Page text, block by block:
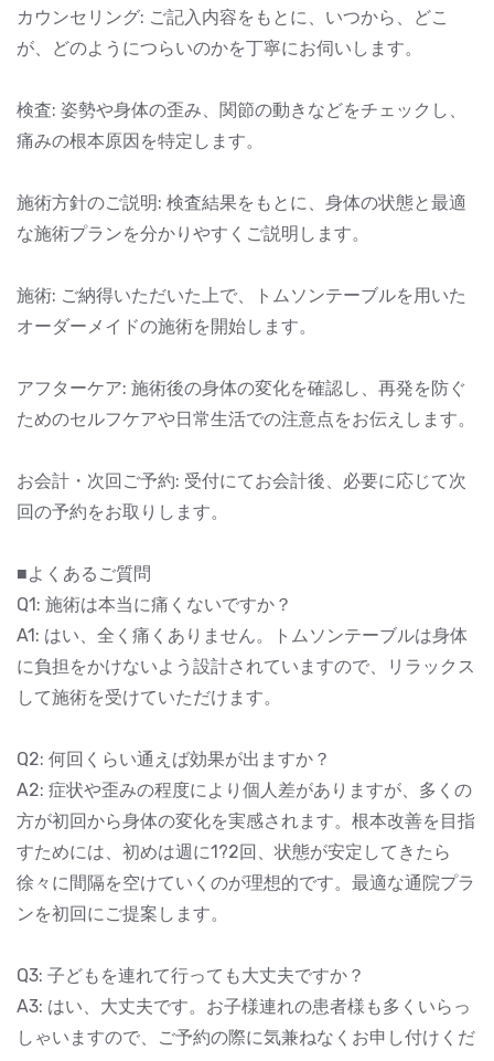
カウンセリング: ご記入内容をもとに、いつから、どこ
が、どのようにつらいのかを丁寧にお伺いします。
検査: 姿勢や身体の歪み、関節の動きなどをチェックし、
痛みの根本原因を特定します。
施術方針のご説明: 検査結果をもとに、身体の状態と最適
な施術プランを分かりやすくご説明します。
施術: ご納得いただいた上で、トムソンテーブルを用いた
オーダーメイドの施術を開始します。
アフターケア: 施術後の身体の変化を確認し、再発を防ぐ
ためのセルフケアや日常生活での注意点をお伝えします。
お会計・次回ご予約: 受付にてお会計後、必要に応じて次
回の予約をお取りします。
■よくあるご質問
Q1: 施術は本当に痛くないですか？
A1: はい、全く痛くありません。トムソンテーブルは身体
に負担をかけないよう設計されていますので、リラックス
して施術を受けていただけます。
Q2: 何回くらい通えば効果が出ますか？
A2: 症状や歪みの程度により個人差がありますが、多くの
方が初回から身体の変化を実感されます。根本改善を目指
すためには、初めは週に1?2回、状態が安定してきたら
徐々に間隔を空けていくのが理想的です。最適な通院プラ
ンを初回にご提案します。
Q3: 子どもを連れて行っても大丈夫ですか？
A3: はい、大丈夫です。お子様連れの患者様も多くいらっ
しゃいますので、ご予約の際に気兼ねなくお申し付けくだ